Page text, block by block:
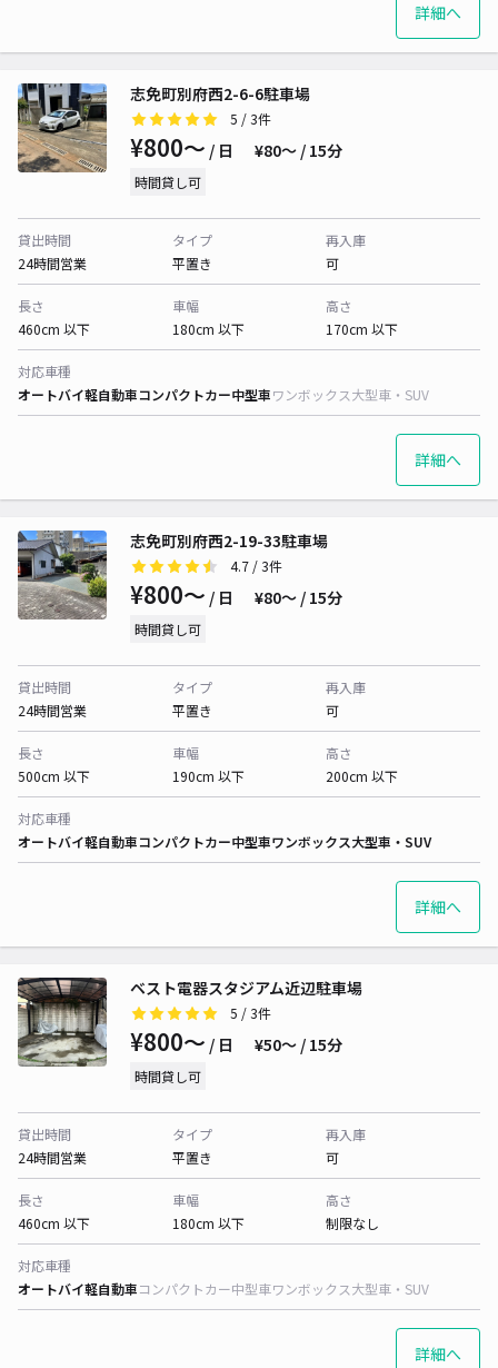
詳細へ
志免町別府西2-6-6駐車場
5 / 3件
¥800〜 / 日 ¥80〜 / 15分
時間貸し可
貸出時間
24時間営業
タイプ
平置き
再入庫
可
長さ
460cm 以下
車幅
180cm 以下
高さ
170cm 以下
対応車種
オートバイ軽自動車コンパクトカー中型車ワンボックス大型車・SUV
詳細へ
志免町別府西2-19-33駐車場
4.7 / 3件
¥800〜 / 日 ¥80〜 / 15分
時間貸し可
貸出時間
24時間営業
タイプ
平置き
再入庫
可
長さ
500cm 以下
車幅
190cm 以下
高さ
200cm 以下
対応車種
オートバイ軽自動車コンパクトカー中型車ワンボックス大型車・SUV
詳細へ
ベスト電器スタジアム近辺駐車場
5 / 3件
¥800〜 / 日 ¥50〜 / 15分
時間貸し可
貸出時間
24時間営業
タイプ
平置き
再入庫
可
長さ
460cm 以下
車幅
180cm 以下
高さ
制限なし
対応車種
オートバイ軽自動車コンパクトカー中型車ワンボックス大型車・SUV
詳細へ